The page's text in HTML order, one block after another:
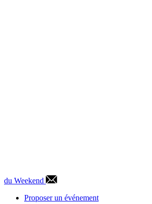
du Weekend
Proposer un événement